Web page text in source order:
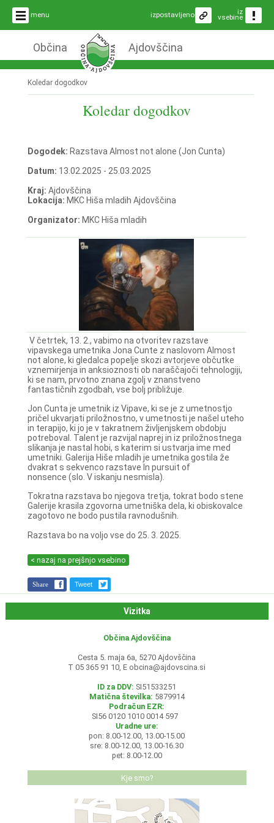
menu iz
vsebine
izpostavljeno
Občina Ajdovščina
Koledar dogodkov
Koledar dogodkov
Dogodek: Razstava Almost not alone (Jon Cunta)
Datum: 13.02.2025 - 25.03.2025
Kraj: Ajdovščina
Lokacija: MKC Hiša mladih Ajdovščina
Organizator: MKC Hiša mladih
V četrtek, 13. 2., vabimo na otvoritev razstave
vipavskega umetnika Jona Cunte z naslovom Almost
not alone, ki gledalca popelje skozi avtorjeve občutke
vznemirjenja in anksioznosti ob naraščajoči tehnologiji,
ki se nam, prvotno znana zgolj v znanstveno
fantastičnih zgodbah, vse bolj približuje.
Jon Cunta je umetnik iz Vipave, ki se je z umetnostjo
pričel ukvarjati priložnostno, v umetnosti je našel uteho
in terapijo, ki jo je v takratnem življenjskem obdobju
potreboval. Talent je razvijal naprej in iz priložnostnega
slikanja je nastal hobi, s katerim si ustvarja ime med
umetniki. Galerija Hiše mladih je umetnika gostila že
dvakrat s sekvenco razstave In pursuit of
nonsence (slo. V iskanju nesmisla).
Tokratna razstava bo njegova tretja, tokrat bodo stene
Galerije krasila zgovorna umetniška dela, ki obiskovalce
zagotovo ne bodo pustila ravnodušnih.
Razstava bo na voljo vse do 25. 3. 2025.
< nazaj na prejšnjo vsebino
Share Tweet
Vizitka
Občina Ajdovščina
Cesta 5. maja 6a, 5270 Ajdovščina
T 05 365 91 10, E obcina@ajdovscina.si
ID za DDV: SI51533251
Matična številka: 5879914
Podračun EZR:
SI56 0120 1010 0014 597
Uradne ure:
pon: 8.00-12.00, 13.00-15.00
sre: 8.00-12.00, 13.00-16.30
pet: 8.00-12.00
Kje smo?